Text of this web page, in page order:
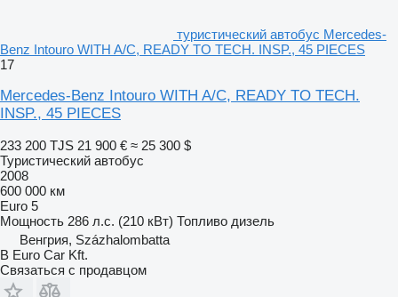
туристический автобус Mercedes-
Benz Intouro WITH A/C, READY TO TECH. INSP., 45 PIECES
17
Mercedes-Benz Intouro WITH A/C, READY TO TECH.
INSP., 45 PIECES
233 200 TJS 21 900 € ≈ 25 300 $
Туристический автобус
2008
600 000 км
Euro 5
Мощность 286 л.с. (210 кВт) Топливо дизель
Венгрия, Százhalombatta
B Euro Car Kft.
Связаться с продавцом